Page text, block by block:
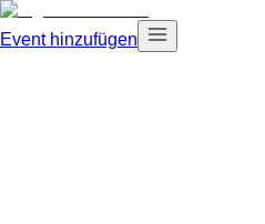
Event hinzufügen